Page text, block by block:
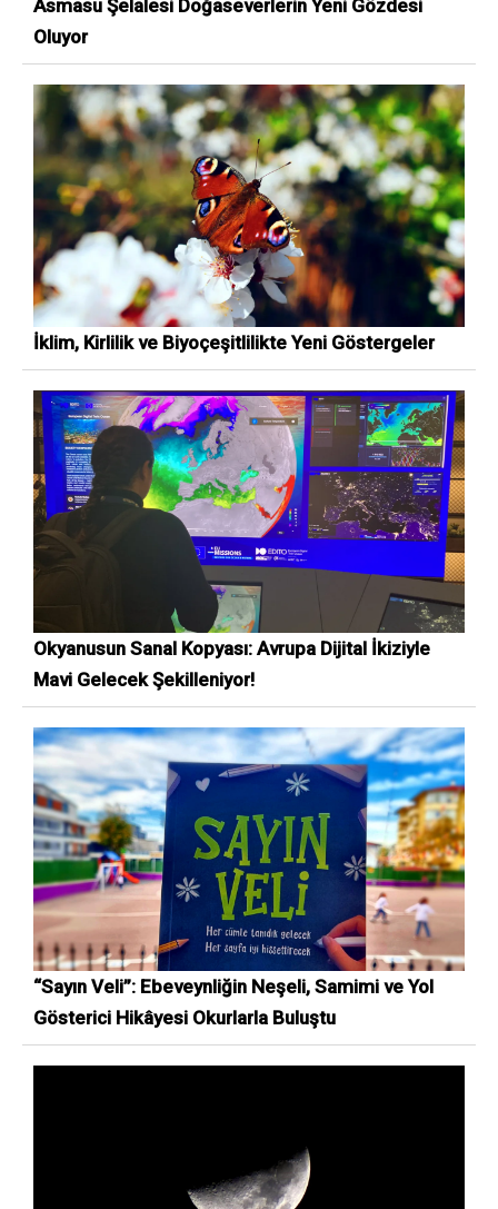
Asmasu Şelalesi Doğaseverlerin Yeni Gözdesi
Oluyor
İklim, Kirlilik ve Biyoçeşitlilikte Yeni Göstergeler
Okyanusun Sanal Kopyası: Avrupa Dijital İkiziyle
Mavi Gelecek Şekilleniyor!
“Sayın Veli”: Ebeveynliğin Neşeli, Samimi ve Yol
Gösterici Hikâyesi Okurlarla Buluştu